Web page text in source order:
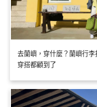
去蘭嶼，穿什麼？蘭嶼行
穿搭都顧到了